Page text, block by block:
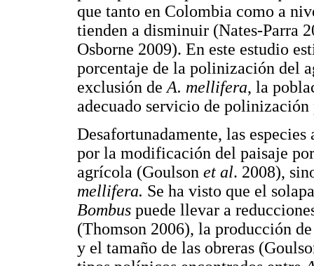
que tanto en Colombia como a
tienden a disminuir (Nates-Parra
Osborne 2009). En este estudio
porcentaje de la polinización del
exclusión deA. mellifera, la
adecuado servicio de polinización
Desafortunadamente, las
por la modificación del paisaje
agrícola (Goulson et al. 2008),
mellifera. Se ha visto que el
Bombus puede llevar a
(Thomson 2006), la producción
y el tamaño de las obreras